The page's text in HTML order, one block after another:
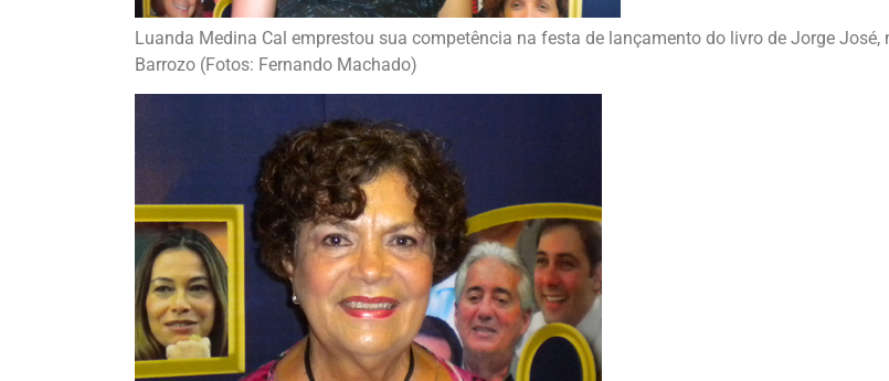
Luanda Medina Cal emprestou sua competência na festa de lançamento do livro de Jorge José,
Barrozo (Fotos: Fernando Machado)